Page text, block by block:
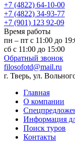
‪+7 (4822) 64-10-00
+7 (4822) 34-93-77
+7 (901) 123 92-09
Время работы
пн – пт с 11:00 до
сб с 11:00 до 15:00
Обратный звонок
filosofotd@mail.ru
г. Тверь, ул.
Главная
О компании
Информация
Поиск туров
Контакты